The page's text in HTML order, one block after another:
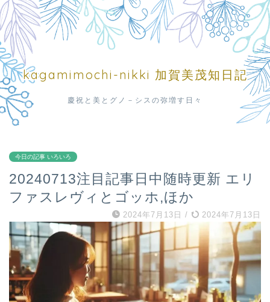
kagamimochi-nikki 加賀美茂知日記
慶祝と美とグノ－シスの弥増す日々
今日の記事 いろいろ
20240713注目記事日中随時更新 エリ
ファスレヴィとゴッホ,ほか
2024年7月13日 / 2024年7月13日